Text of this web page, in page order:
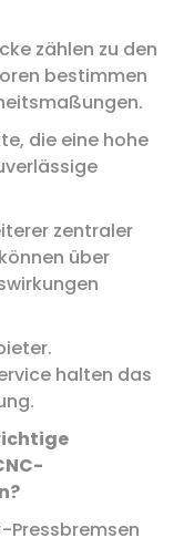
zählen zu den
bestimmen
die eine hohe
zentraler
über
halten das
Pressbremsen